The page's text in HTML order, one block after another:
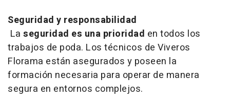
Seguridad y responsabilidad
La seguridad es una prioridad en todos los
trabajos de poda. Los técnicos de Viveros
Florama están asegurados y poseen la
formación necesaria para operar de manera
segura en entornos complejos.